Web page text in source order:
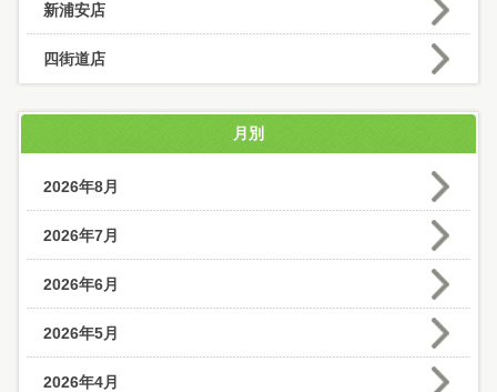
新浦安店
四街道店
月別
2026年8月
2026年7月
2026年6月
2026年5月
2026年4月